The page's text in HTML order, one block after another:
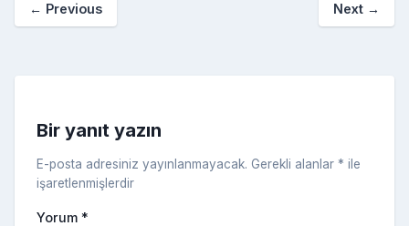
o
er
c a
ki
← Previous Next →
Bir yanıt yazın
E-posta adresiniz yayınlanmayacak. Gerekli alanlar * ile
işaretlenmişlerdir
Yorum *